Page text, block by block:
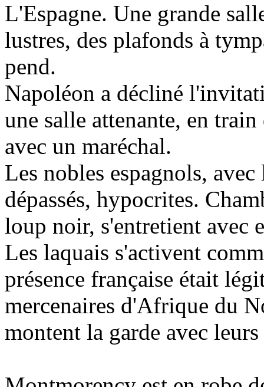
L'Espagne. Une grande
lustres, des plafonds à
pend.
Napoléon a décliné
une salle attenante, en
avec un maréchal.
Les nobles espagnols,
dépassés, hypocrites.
loup noir, s'entretient avec
Les laquais s'activent
présence française était
mercenaires d'Afrique du
montent la garde avec